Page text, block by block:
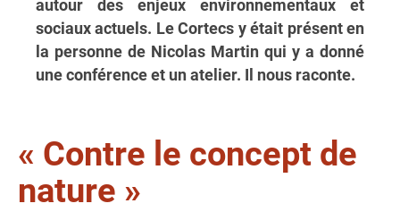
autour des enjeux environnementaux et
sociaux actuels. Le Cortecs y était présent en
la personne de Nicolas Martin qui y a donné
une conférence et un atelier. Il nous raconte.
« Contre le concept de
nature »